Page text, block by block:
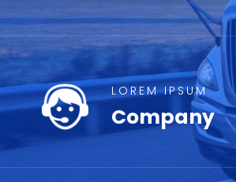
LOREM IPSUM
Company